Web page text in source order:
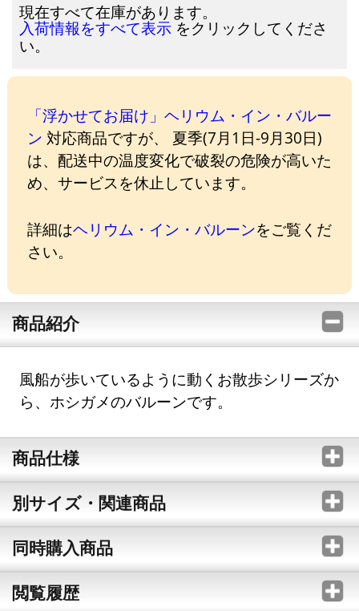
現在すべて在庫があります。
入荷情報をすべて表示 をクリックしてくださ
い。
「浮かせてお届け」ヘリウム・イン・バルー
ン 対応商品ですが、 夏季(7月1日-9月30日)
は、配送中の温度変化で破裂の危険が高いた
め、サービスを休止しています。
詳細はヘリウム・イン・バルーンをご覧くだ
さい。
商品紹介
風船が歩いているように動くお散歩シリーズか
ら、ホシガメのバルーンです。
商品仕様
別サイズ・関連商品
同時購入商品
閲覧履歴